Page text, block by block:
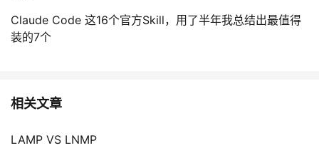
Claude Code 这16个官方Skill，用了半年我总结出最值得
装的7个
相关文章
LAMP VS LNMP